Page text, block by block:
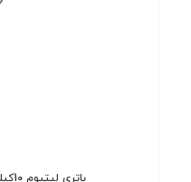
باتری لیتیوم 10کیلووات ساعت برند Must